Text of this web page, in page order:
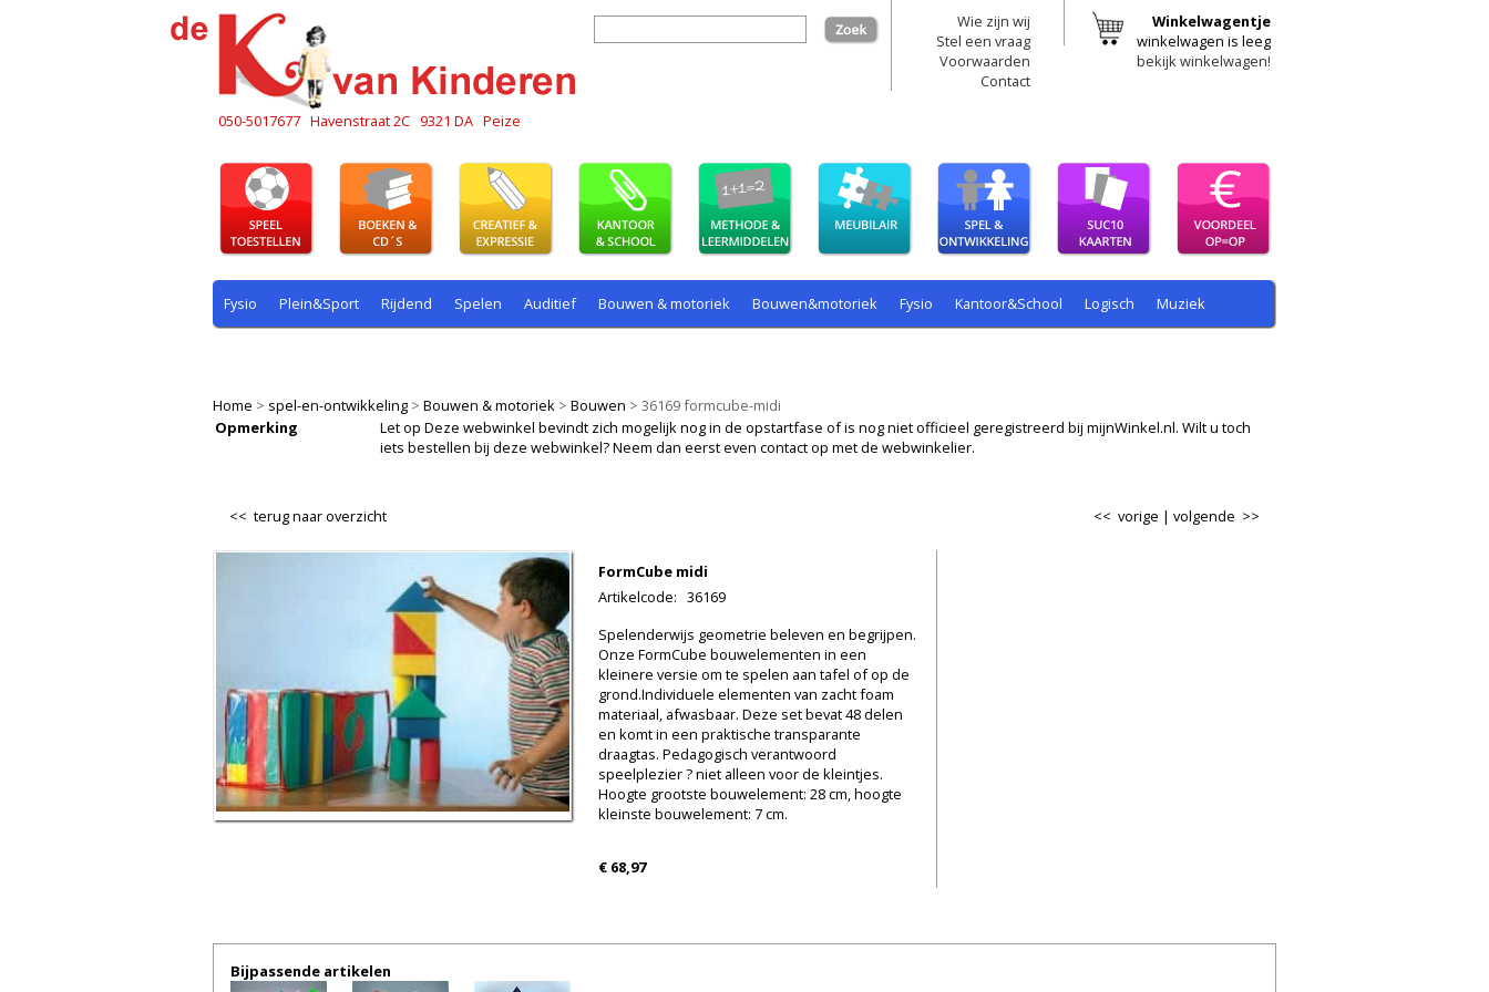
050-5017677 Havenstraat 2C 9321 DA Peize
zoek
Wie zijn wij
Stel een vraag
Voorwaarden
Contact
Winkelwagentje
winkelwagen is leeg
bekijk winkelwagen!
Fysio Plein&Sport Rijdend Spelen Auditief Bouwen & motoriek Bouwen&motoriek Fysio Kantoor&School Logisch Muziek
Home > spel-en-ontwikkeling > Bouwen & motoriek > Bouwen > 36169 formcube-midi
Opmerking
Let op Deze webwinkel bevindt zich mogelijk nog in de opstartfase of is nog niet officieel geregistreerd bij mijnWinkel.nl. Wilt u toch
iets bestellen bij deze webwinkel? Neem dan eerst even contact op met de webwinkelier.
<< terug naar overzicht volgende >>
<< vorige |
FormCube midi
Artikelcode: 36169
Spelenderwijs geometrie beleven en begrijpen.
Onze FormCube bouwelementen in een
kleinere versie om te spelen aan tafel of op de
grond.Individuele elementen van zacht foam
materiaal, afwasbaar. Deze set bevat 48 delen
en komt in een praktische transparante
draagtas. Pedagogisch verantwoord
speelplezier ? niet alleen voor de kleintjes.
Hoogte grootste bouwelement: 28 cm, hoogte
kleinste bouwelement: 7 cm.
€ 68,97
Bijpassende artikelen